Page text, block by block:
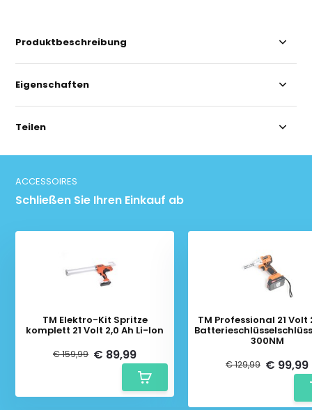
Produktbeschreibung
Eigenschaften
Teilen
ACCESSOIRES
Schließen Sie Ihren Einkauf ab
TM Elektro-Kit Spritze
komplett 21 Volt 2,0 Ah Li-Ion
€ 159,99 € 89,99
TM Professional 21 Volt
300NM
€ 129,99 € 99,99